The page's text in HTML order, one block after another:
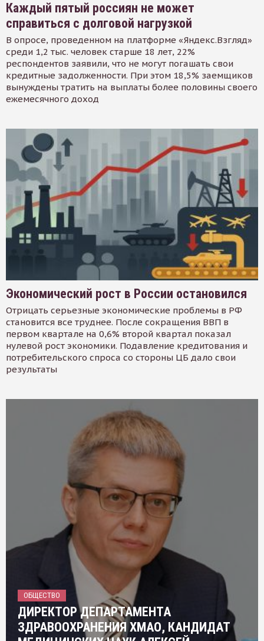
Каждый пятый россиян не может
справиться с долговой нагрузкой
В опросе, проведенном на платформе «Яндекс.Взгляд»
среди 1,2 тыс. человек старше 18 лет, 22%
респондентов заявили, что не могут погашать свои
кредитные задолженности. При этом 18,5% заемщиков
вынуждены тратить на выплаты более половины своего
ежемесячного доход
Экономический рост в России остановился
Отрицать серьезные экономические проблемы в РФ
становится все труднее. После сокращения ВВП в
первом квартале на 0,6% второй квартал показал
нулевой рост экономики. Подавление кредитования и
потребительского спроса со стороны ЦБ дало свои
результаты
ОБЩЕСТВО
ДИРЕКТОР ДЕПАРТАМЕНТА
ЗДРАВООХРАНЕНИЯ ХМАО, КАНДИДАТ